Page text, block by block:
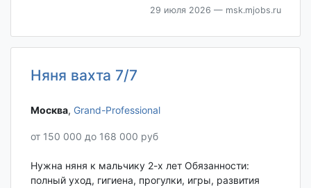
29 июля 2026 — msk.mjobs.ru
Няня вахта 7/7
Москва‎, Grand-Professional
от 150 000 до 168 000 руб
Нужна няня к мальчику 2-х лет Обязанности:
полный уход, гигиена, прогулки, игры, развития